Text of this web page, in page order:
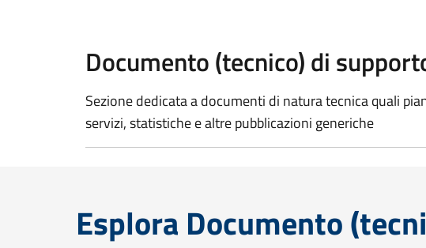
Documento (tecnico) di
Sezione dedicata a documenti di natura tecnica quali
servizi, statistiche e altre pubblicazioni generiche
Esplora Documento